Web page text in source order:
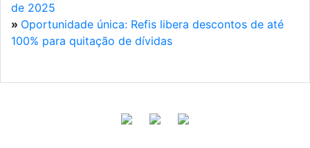
de 2025
» Oportunidade única: Refis libera descontos de até
100% para quitação de dívidas